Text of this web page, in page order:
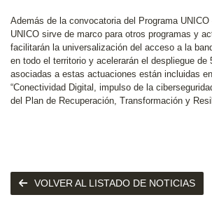
Además de la convocatoria del Programa UNICO
UNICO sirve de marco para otros programas y
facilitarán la universalización del acceso a la
en todo el territorio y acelerarán el despliegue de
asociadas a estas actuaciones están incluidas
“Conectividad Digital, impulso de la
del Plan de Recuperación, Transformación y
VOLVER AL LISTADO DE NOTICIAS